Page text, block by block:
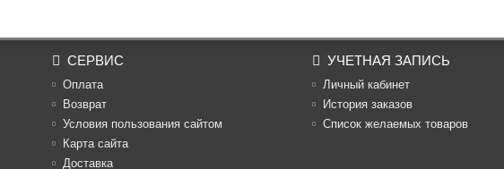
СЕРВИС
Оплата
Возврат
Условия пользования сайтом
Карта сайта
Доставка
УЧЕТНАЯ ЗАПИСЬ
Личный кабинет
История заказов
Список желаемых товаров